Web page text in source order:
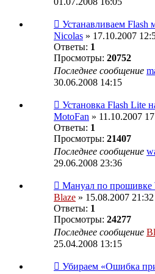
Устанавливаем Flash
Nicolas » 17.10.2007
Ответы: 1
Просмотры: 20752
Последнее сообщение
30.06.2008 14:15
Установка Flash Lite
MotoFan » 11.10.2007
Ответы: 1
Просмотры: 21407
Последнее сообщение
29.06.2008 23:36
Мануал по прошивке
Blaze » 15.08.2007 21:32
Ответы: 1
Просмотры: 24277
Последнее сообщение
25.04.2008 13:15
Убираем «Ошибка